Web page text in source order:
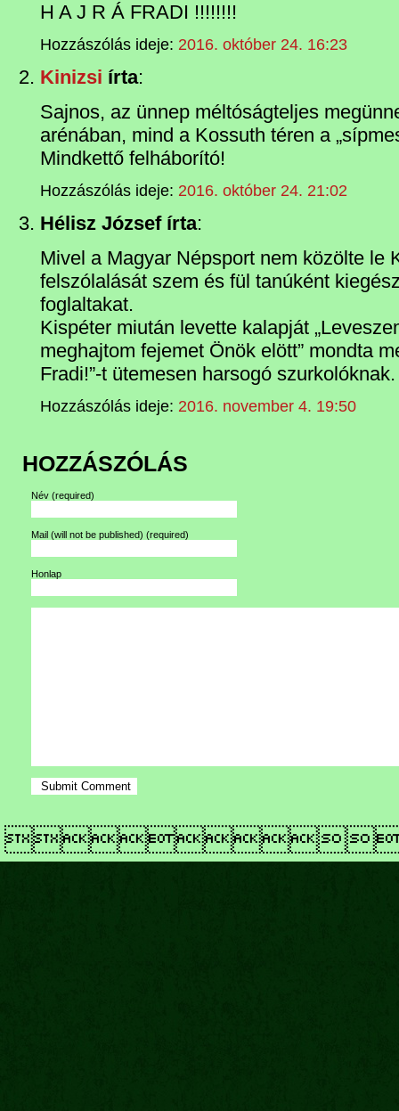
H A J R Á FRADI !!!!!!!!
Hozzászólás ideje: 2016. október 24. 16:23
Kinizsi írta:
Sajnos, az ünnep méltóságteljes
arénában, mind a Kossuth téren a
Mindkettő felháborító!
Hozzászólás ideje: 2016. október 24. 21:02
Hélisz József írta:
Mivel a Magyar Népsport nem közölte le
felszólalását szem és fül tanúként
foglaltakat.
Kispéter miután levette kalapját
meghajtom fejemet Önök elött” mondta
Fradi!”-t ütemesen harsogó szurkolóknak.
Hozzászólás ideje: 2016. november 4. 19:50
HOZZÁSZÓLÁS
Név (required)
Mail (will not be published) (required)
Honlap